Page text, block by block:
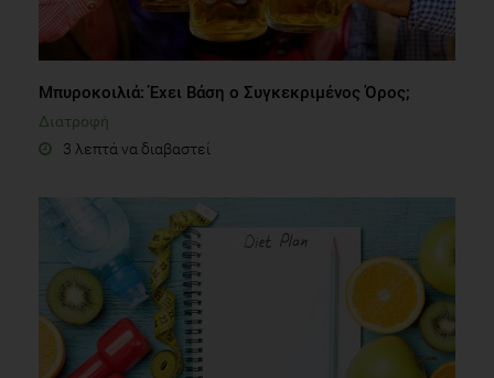
Μπυροκοιλιά: Έχει Βάση ο Συγκεκριμένος Όρος;
Διατροφή
3 λεπτά να διαβαστεί